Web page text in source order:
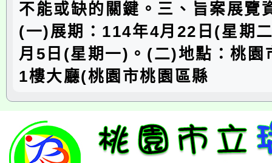
不能或缺的關鍵。三、旨案展覽
(一)展期：114年4月22日(星期
月5日(星期一)。(二)地點：桃園
1樓大廳(桃園市桃園區縣